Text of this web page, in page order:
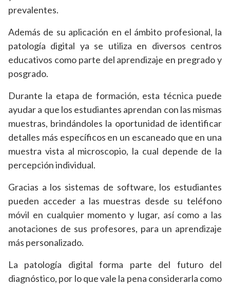
prevalentes.
Además de su aplicación en el ámbito profesional, la
patología digital ya se utiliza en diversos centros
educativos como parte del aprendizaje en pregrado y
posgrado.
Durante la etapa de formación, esta técnica puede
ayudar a que los estudiantes aprendan con las mismas
muestras, brindándoles la oportunidad de identificar
detalles más específicos en un escaneado que en una
muestra vista al microscopio, la cual depende de la
percepción individual.
Gracias a los sistemas de software, los estudiantes
pueden acceder a las muestras desde su teléfono
móvil en cualquier momento y lugar, así como a las
anotaciones de sus profesores, para un aprendizaje
más personalizado.
La patología digital forma parte del futuro del
diagnóstico, por lo que vale la pena considerarla como